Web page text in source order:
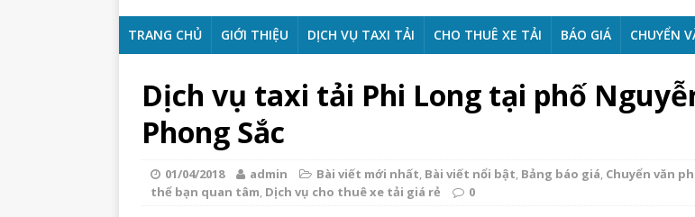
TRANG CHỦ GIỚI THIỆU DỊCH VỤ TAXI TẢI CHO THUÊ XE TẢI BÁO GIÁ CHUYỂN
Dịch vụ taxi tải Phi Long tại phố
Phong Sắc
01/04/2018 admin Bài viết mới nhất, Bài viết nổi bật, Bảng báo giá, Chuyển văn
thể bạn quan tâm, Dịch vụ cho thuê xe tải giá rẻ 0